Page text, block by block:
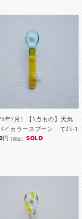
年7月）【1点もの】天気
カラースプーン て23-1
円[税込] SOLD